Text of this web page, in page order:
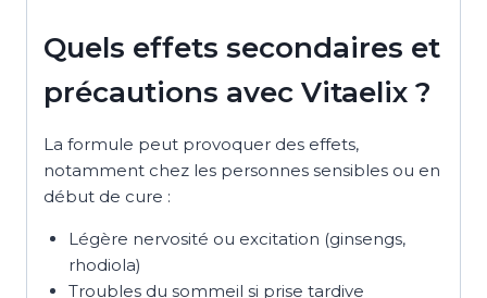
Quels effets secondaires et
précautions avec Vitaelix ?
La formule peut provoquer des effets,
notamment chez les personnes sensibles ou en
début de cure :
Légère nervosité ou excitation (ginsengs,
rhodiola)
Troubles du sommeil si prise tardive